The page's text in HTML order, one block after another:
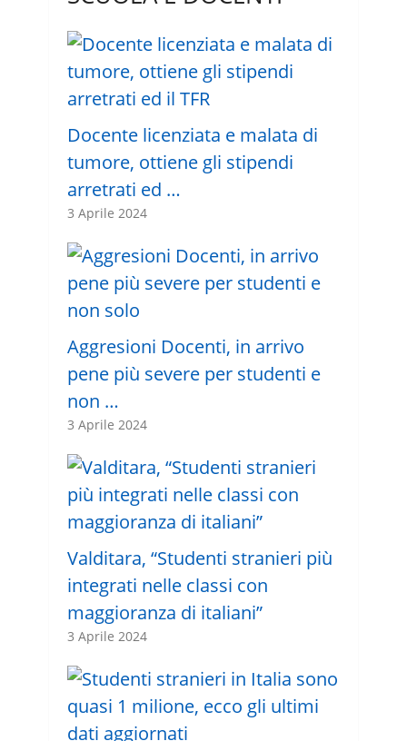
Docente licenziata e malata di
tumore, ottiene gli stipendi
arretrati ed …
3 Aprile 2024
Aggresioni Docenti, in arrivo
pene più severe per studenti e
non …
3 Aprile 2024
Valditara, “Studenti stranieri più
integrati nelle classi con
maggioranza di italiani”
3 Aprile 2024